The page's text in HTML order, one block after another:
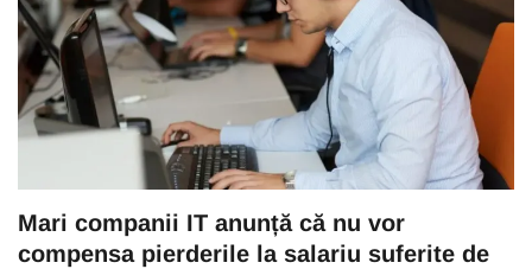
Mari companii IT anunță că nu vor
compensa pierderile la salariu suferite de